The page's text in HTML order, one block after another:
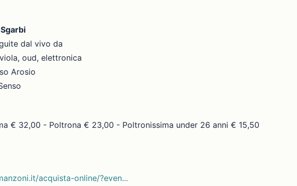
dal vivo da
oud, elettronica
Arosio
€ 32,00 - Poltrona € 23,00 - Poltronissima under 26 anni € 15,50
acquista-online/?even...